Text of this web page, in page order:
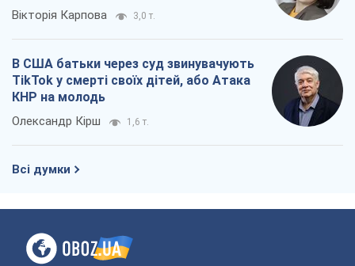
Вікторія Карпова 3,0 т.
В США батьки через суд звинувачують
TikTok у смерті своїх дітей, або Атака
КНР на молодь
Олександр Кірш 1,6 т.
Всі думки